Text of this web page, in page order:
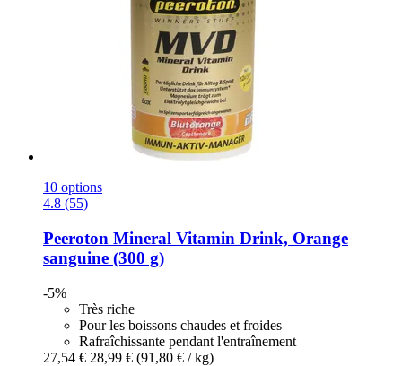
10 options
4.8 (55)
Peeroton Mineral Vitamin Drink, Orange
sanguine (300 g)
-5%
Très riche
Pour les boissons chaudes et froides
Rafraîchissante pendant l'entraînement
27,54 € 28,99 € (91,80 € / kg)